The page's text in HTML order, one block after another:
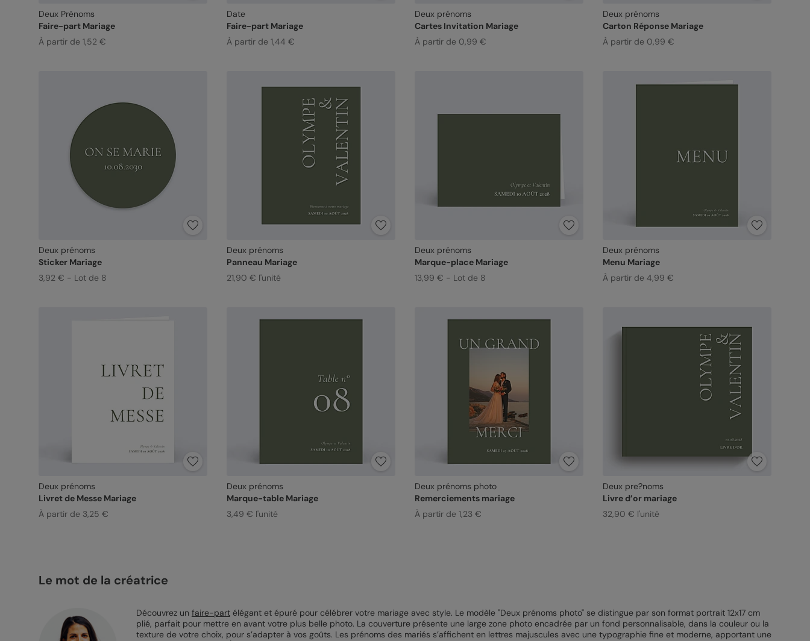
Deux Prénoms
Faire-part Mariage
À partir de 1,52 €
Date
Faire-part Mariage
À partir de 1,44 €
Deux prénoms
Cartes Invitation Mariage
À partir de 0,99 €
Deux prénoms
Carton Réponse Mariage
À partir de 0,99 €
Deux prénoms
Sticker Mariage
3,92 € - Lot de 8
Deux prénoms
Panneau Mariage
21,90 € l'unité
Deux prénoms
Marque-place Mariage
13,99 € - Lot de 8
Deux prénoms
Menu Mariage
À partir de 4,99 €
Deux prénoms
Livret de Messe Mariage
À partir de 3,25 €
Deux prénoms
Marque-table Mariage
3,49 € l'unité
Deux prénoms photo
Remerciements mariage
À partir de 1,23 €
Deux pre?noms
Livre d’or mariage
32,90 € l'unité
Le mot de la créatrice
Découvrez un faire-partélégant et épuré pour célébrer votre mariage avec style. Le modèle "Deux prénoms photo" se distingue par son format portrait 12x17 cm
plié, parfait pour mettre en avant votre plus belle photo. La couverture présente une large zone photo encadrée par un fond personnalisable, dans la couleur ou la
texture de votre choix, pour s’adapter à vos goûts. Les prénoms des mariés s’affichent en lettres majuscules avec une typographie fine et moderne, apportant une